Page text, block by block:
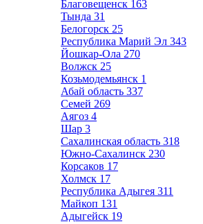
Благовещенск 163
Тында 31
Белогорск 25
Республика Марий Эл 343
Йошкар-Ола 270
Волжск 25
Козьмодемьянск 1
Абай область 337
Семей 269
Аягоз 4
Шар 3
Сахалинская область 318
Южно-Сахалинск 230
Корсаков 17
Холмск 17
Республика Адыгея 311
Майкоп 131
Адыгейск 19